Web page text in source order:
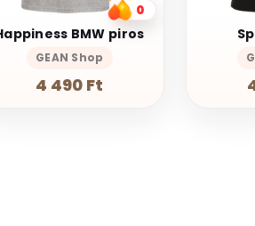
0
BMW piros
GEAN Shop
4 490 Ft